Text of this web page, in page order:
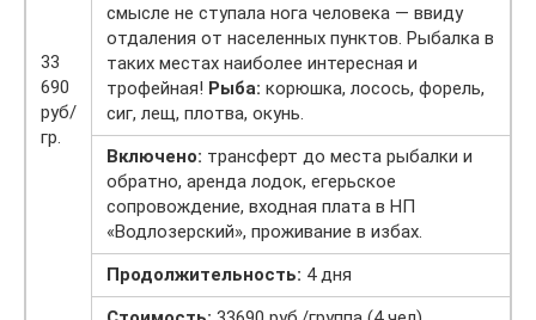
33
690
руб/
гр.
смысле не ступала нога человека — ввиду
отдаления от населенных пунктов. Рыбалка в
таких местах наиболее интересная и
трофейная! Рыба: корюшка, лосось, форель,
сиг, лещ, плотва, окунь.
Включено: трансферт до места рыбалки и
обратно, аренда лодок, егерьское
сопровождение, входная плата в НП
«Водлозерский», проживание в избах.
Продолжительность: 4 дня